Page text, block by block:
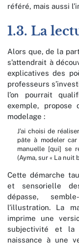
référé, mais aussi
1.3. La
Alors que, de la
s’attendrait à
explicatives des
professeurs
l’on pourrait
exemple,
modelage :
J’ai choisi de
pâte à modeler
manuelle [qui] se
(Ayma, sur « La nuit
Cette démarche
et sensorielle
dépasse,
l’illustration. La
imprime une
subjectivité et la
naissance à une